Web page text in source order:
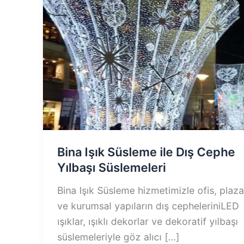
Bina Işık Süsleme ile Dış Cephe
Yılbaşı Süslemeleri
Bina Işık Süsleme hizmetimizle ofis, plaza
ve kurumsal yapıların dış cepheleriniLED
ışıklar, ışıklı dekorlar ve dekoratif yılbaşı
süslemeleriyle göz alıcı […]